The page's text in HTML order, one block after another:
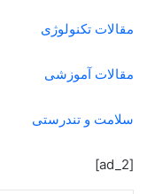
مقالات تکنولوژی
مقالات آموزشی
سلامت و تندرستی
[ad_2]